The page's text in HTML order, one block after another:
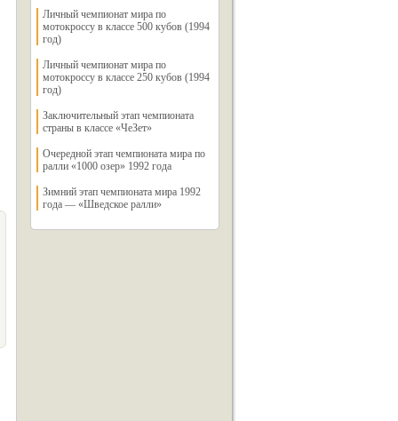
Личный чемпионат мира по
мотокроссу в классе 500 кубов (1994
год)
Личный чемпионат мира по
мотокроссу в классе 250 кубов (1994
год)
Заключительный этап чемпионата
страны в классе «ЧеЗет»
Очередной этап чемпионата мира по
ралли «1000 озер» 1992 года
Зимний этап чемпионата мира 1992
года — «Шведское ралли»